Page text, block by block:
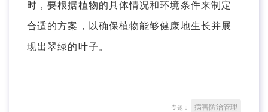
时，要根据植物的具体情况和环境条件来制定
合适的方案，以确保植物能够健康地生长并展
现出翠绿的叶子。
专题： 病害防治管理